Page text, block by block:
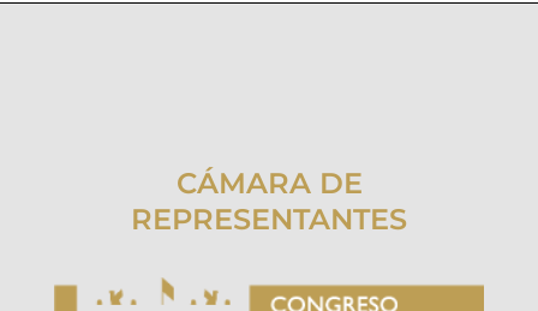
CÁMARA DE
REPRESENTANTES